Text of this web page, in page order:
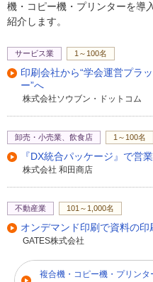
機・コピー機・プリンターを導
紹介します。
サービス業 1～100名
印刷会社から“学会運営プラ
ー”へ
株式会社ソウブン・ドットコム
卸売・小売業、飲食店 1～100名
『DX統合パッケージ』で営
株式会社 和田商店
不動産業 101～1,000名
オンデマンド印刷で資料の印
GATES株式会社
複合機・コピー機・プリンタ